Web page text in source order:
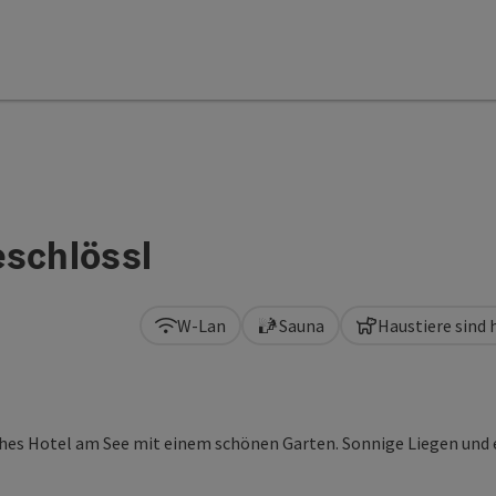
W-Lan Sauna Haustiere sind